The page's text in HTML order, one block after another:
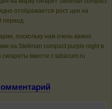
отображается рост цен на
период.
поскольку нам очень важно
на Stellman compact purple night в
вместе с tabacum.ru